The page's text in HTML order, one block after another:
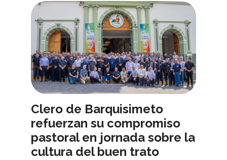
Clero de Barquisimeto
refuerzan su compromiso
pastoral en jornada sobre la
cultura del buen trato